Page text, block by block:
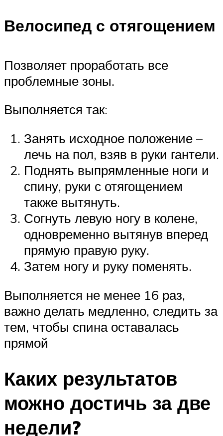
Велосипед с отягощением
Позволяет проработать все
проблемные зоны.
Выполняется так:
Занять исходное положение –
лечь на пол, взяв в руки гантели.
Поднять выпрямленные ноги и
спину, руки с отягощением
также вытянуть.
Согнуть левую ногу в колене,
одновременно вытянув вперед
прямую правую руку.
Затем ногу и руку поменять.
Выполняется не менее 16 раз,
важно делать медленно, следить за
тем, чтобы спина оставалась
прямой
Каких результатов
можно достичь за две
недели?